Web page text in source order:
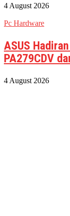
4 August 2026
Pc Hardware
ASUS
PA279CDV
4 August 2026